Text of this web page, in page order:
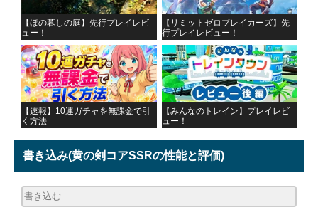
【ほの暮しの庭】先行プレイレビ
ュー！
【リミットゼロブレイカーズ】先
行プレイレビュー！
【速報】10連ガチャを無課金で引
く方法
【みんなのトレイン】プレイレビ
ュー！
書き込み(黄の剣コアSSRの性能と評価)